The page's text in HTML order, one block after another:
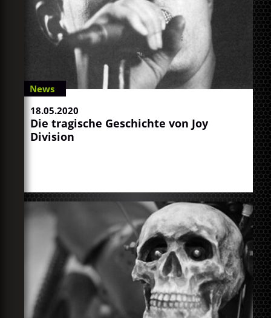
News
18.05.2020
Die tragische Geschichte von Joy
Division